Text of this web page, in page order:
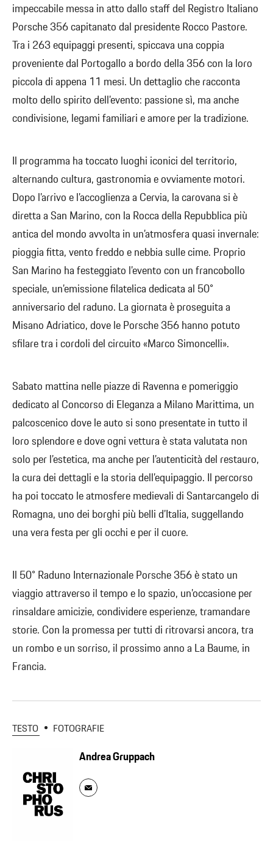
impeccabile messa in atto dallo staff del Registro Italiano
Porsche 356 capitanato dal presidente Rocco Pastore.
Tra i 263 equipaggi presenti, spiccava una coppia
proveniente dal Portogallo a bordo della 356 con la loro
piccola di appena 11 mesi. Un dettaglio che racconta
molto dello spirito dell’evento: passione sì, ma anche
condivisione, legami familiari e amore per la tradizione.
Il programma ha toccato luoghi iconici del territorio,
alternando cultura, gastronomia e ovviamente motori.
Dopo l’arrivo e l’accoglienza a Cervia, la carovana si è
diretta a San Marino, con la Rocca della Repubblica più
antica del mondo avvolta in un’atmosfera quasi invernale:
pioggia fitta, vento freddo e nebbia sulle cime. Proprio
San Marino ha festeggiato l’evento con un francobollo
speciale, un’emissione filatelica dedicata al 50°
anniversario del raduno. La giornata è proseguita a
Misano Adriatico, dove le Porsche 356 hanno potuto
sfilare tra i cordoli del circuito «Marco Simoncelli».
Sabato mattina nelle piazze di Ravenna e pomeriggio
dedicato al Concorso di Eleganza a Milano Marittima, un
palcoscenico dove le auto si sono presentate in tutto il
loro splendore e dove ogni vettura è stata valutata non
solo per l’estetica, ma anche per l’autenticità del restauro,
la cura dei dettagli e la storia dell’equipaggio. Il percorso
ha poi toccato le atmosfere medievali di Santarcangelo di
Romagna, uno dei borghi più belli d’Italia, suggellando
una vera festa per gli occhi e per il cuore.
Il 50° Raduno Internazionale Porsche 356 è stato un
viaggio attraverso il tempo e lo spazio, un’occasione per
rinsaldare amicizie, condividere esperienze, tramandare
storie. Con la promessa per tutti di ritrovarsi ancora, tra
un rombo e un sorriso, il prossimo anno a La Baume, in
Francia.
TESTO FOTOGRAFIE
Andrea Gruppach